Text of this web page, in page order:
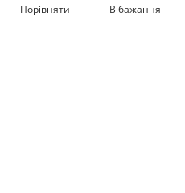
Порівняти В бажання